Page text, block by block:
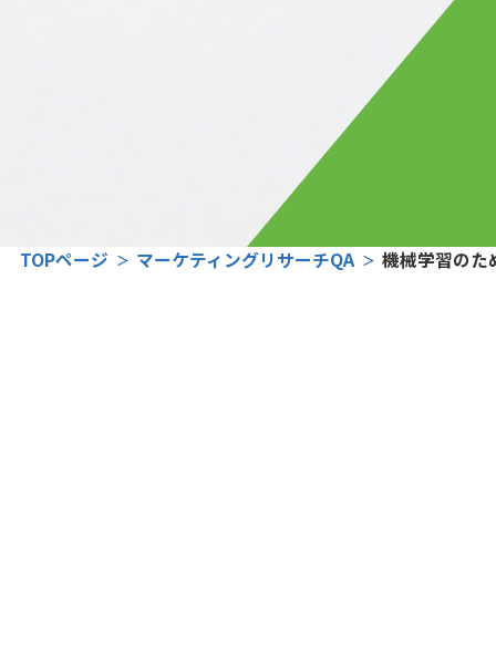
TOPページ マーケティングリサーチQA 機械学習のた